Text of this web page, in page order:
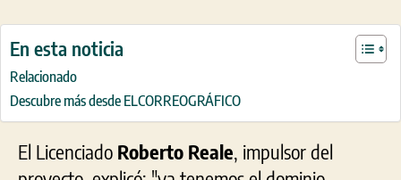
En esta noticia
Relacionado
Descubre más desde ELCORREOGRÁFICO
El Licenciado Roberto Reale, impulsor del